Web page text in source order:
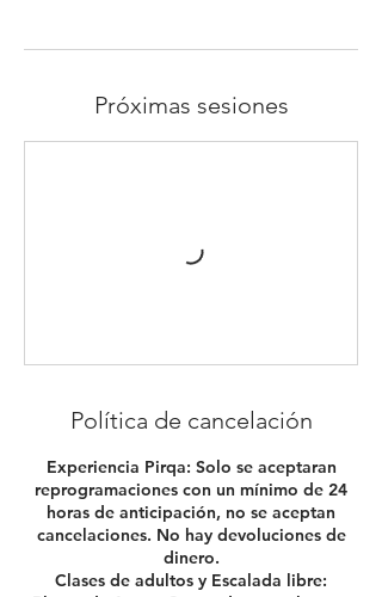
Próximas sesiones
Política de cancelación
Experiencia Pirqa: Solo se aceptaran
reprogramaciones con un mínimo de 24
horas de anticipación, no se aceptan
cancelaciones. No hay devoluciones de
dinero.
Clases de adultos y Escalada libre: